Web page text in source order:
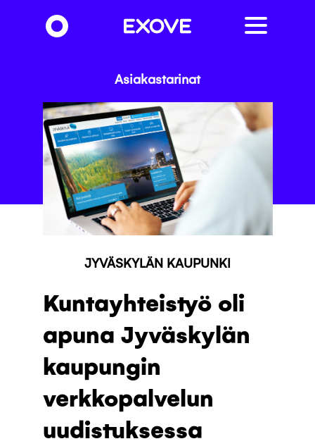
pääsisältöön
Asiakastarinat
JYVÄSKYLÄN KAUPUNKI
Kuntayhteistyö oli
apuna Jyväskylän
kaupungin
verkkopalvelun
uudistuksessa